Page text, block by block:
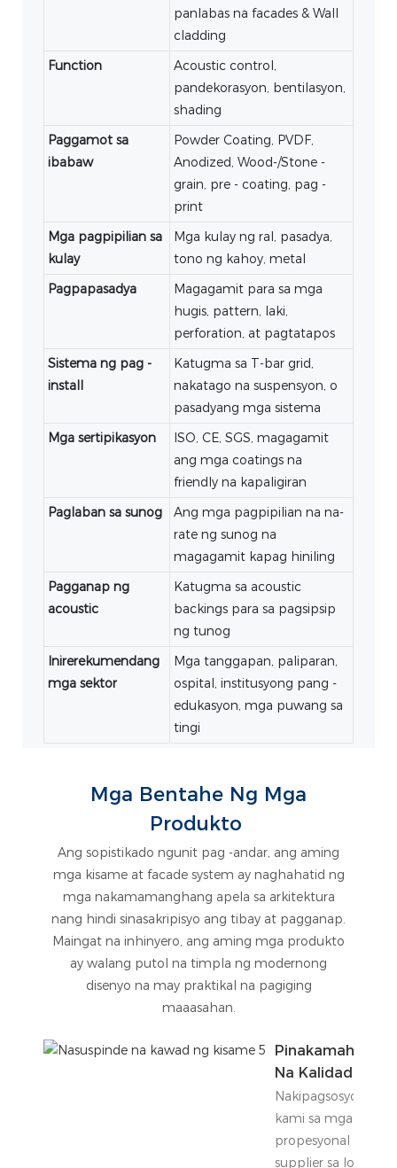
panlabas na facades & Wall
cladding
Function
Acoustic control,
pandekorasyon, bentilasyon,
shading
Paggamot sa
ibabaw
Powder Coating, PVDF,
Anodized, Wood‐/Stone -
grain, pre - coating, pag -
print
Mga pagpipilian sa
kulay
Mga kulay ng ral, pasadya,
tono ng kahoy, metal
Pagpapasadya
Magagamit para sa mga
hugis, pattern, laki,
perforation, at pagtatapos
Sistema ng pag -
install
Katugma sa T-bar grid,
nakatago na suspensyon, o
pasadyang mga sistema
Mga sertipikasyon
ISO, CE, SGS, magagamit
ang mga coatings na
friendly na kapaligiran
Paglaban sa sunog
Ang mga pagpipilian na na-
rate ng sunog na
magagamit kapag hiniling
Pagganap ng
acoustic
Katugma sa acoustic
backings para sa pagsipsip
ng tunog
Inirerekumendang
mga sektor
Mga tanggapan, paliparan,
ospital, institusyong pang -
edukasyon, mga puwang sa
tingi
Mga Bentahe Ng Mga
Produkto
Ang sopistikado ngunit pag -andar, ang aming
mga kisame at facade system ay naghahatid ng
mga nakamamanghang apela sa arkitektura
nang hindi sinasakripisyo ang tibay at pagganap.
Maingat na inhinyero, ang aming mga produkto
ay walang putol na timpla ng modernong
disenyo na may praktikal na pagiging
maaasahan.
Pinakamahusay
Na Kalidad
Nakipagsosyo
kami sa mga
propesyonal na
supplier sa loob